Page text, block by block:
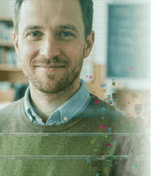
Kč
414 Kč
Objednat
409 Kč
Objednat